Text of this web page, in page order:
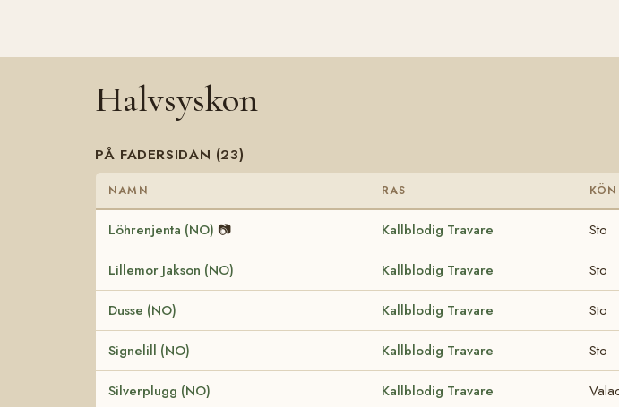
Halvsyskon
PÅ FADERSIDAN (23)
NAMN RAS KÖN
Löhrenjenta (NO) 📷 Kallblodig Travare Sto
Lillemor Jakson (NO) Kallblodig Travare Sto
Dusse (NO) Kallblodig Travare Sto
Signelill (NO) Kallblodig Travare Sto
Silverplugg (NO) Kallblodig Travare